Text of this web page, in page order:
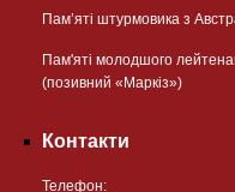
Пам’яті штурмовика з
Пам'яті молодшого
(позивний «Маркіз»)
Контакти
Телефон: